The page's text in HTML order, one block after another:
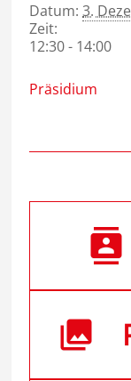
Datum: 3.
Zeit:
12:30 - 14:00
Präsidium